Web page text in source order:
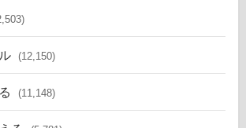
(12,150)
(11,148)